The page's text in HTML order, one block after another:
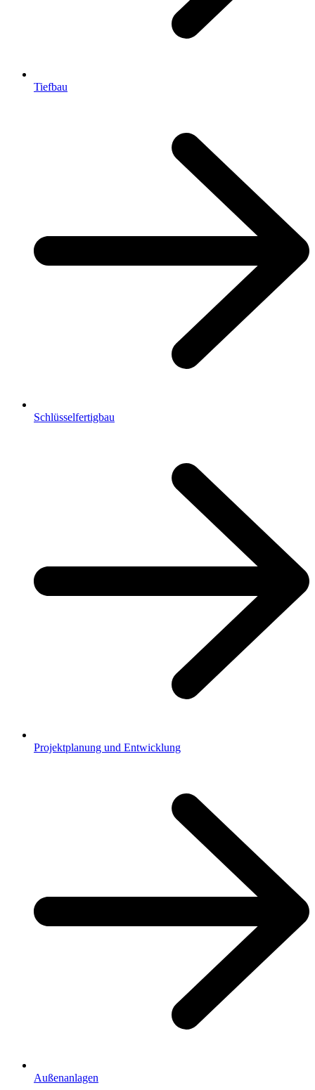
Tiefbau
Schlüsselfertigbau
Projektplanung und Entwicklung
Außenanlagen